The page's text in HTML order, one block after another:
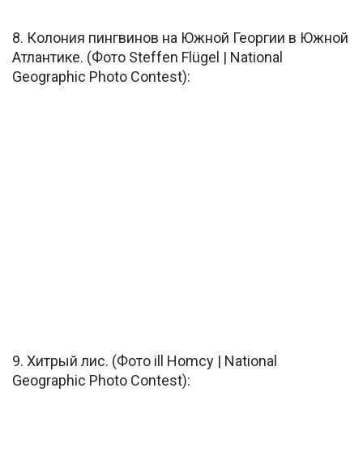
8. Колония пингвинов на Южной Георгии в Южной
Атлантике. (Фото Steffen Flügel | National
Geographic Photo Contest):
9. Хитрый лис. (Фото ill Homcy | National
Geographic Photo Contest):